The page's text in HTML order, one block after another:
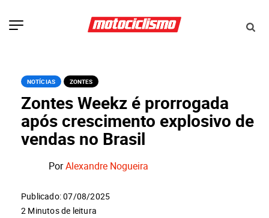
NOTÍCIAS ZONTES
Zontes Weekz é prorrogada
após crescimento explosivo de
vendas no Brasil
PorAlexandre Nogueira
Publicado: 07/08/2025
2 Minutos de leitura